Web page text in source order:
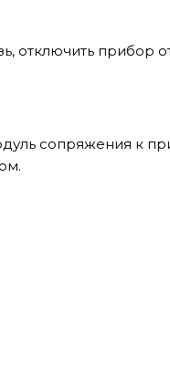
отключить прибор
сопряжения к